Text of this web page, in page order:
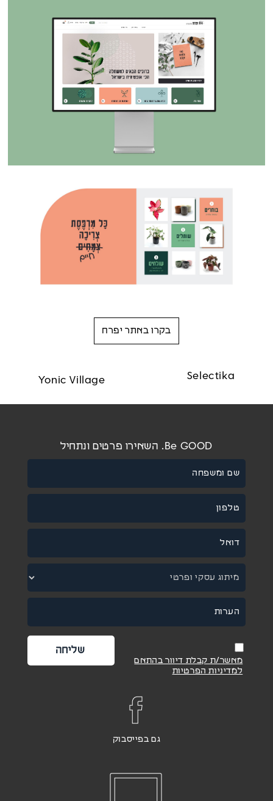
בקרו באתר יפרח
Yonic Village Selectika
Be GOOD. השאירו פרטים ונתחיל
מאשר/ת קבלת דיוור בהתאם
למדיניות הפרטיות
גם בפייסבוק